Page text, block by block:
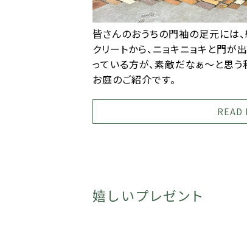
皆さんのおうちの門袖の足元には
クリートから、ニョキニョキと門が
っている方が、素敵だなぁ〜と思
お庭のご紹介です。
READ
嬉しいプレゼント